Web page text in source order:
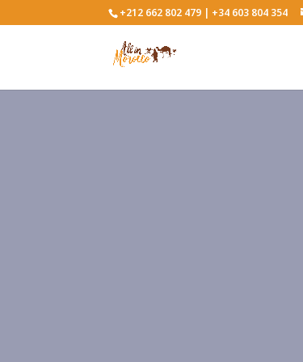
+212 662 802 479 | +34 603 804 354